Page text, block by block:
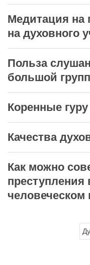
Медитация на
на духовного
Польза
большой
Коренные гуру
Качества
Как можно
преступления